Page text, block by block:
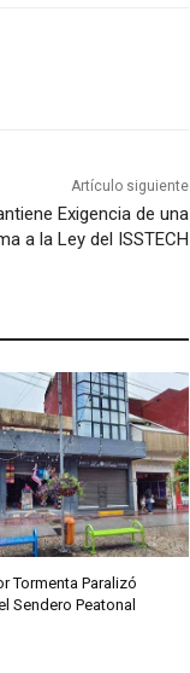
Artículo siguiente
Exigencia de una
a la Ley del ISSTECH
Tormenta Paralizó
Sendero Peatonal